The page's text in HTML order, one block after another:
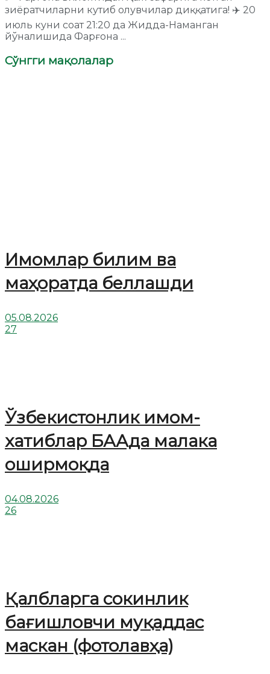
зиёратчиларни кутиб олувчилар диққатига! ✈️ 20
июль куни соат 21:20 да Жидда-Наманган
йўналишида Фарғона ...
Сўнгги мақолалар
Имомлар билим ва
маҳоратда беллашди
05.08.2026
27
Ўзбекистонлик имом-
хатиблар БААда малака
оширмоқда
04.08.2026
26
Қалбларга сокинлик
бағишловчи муқаддас
маскан (фотолавҳа)